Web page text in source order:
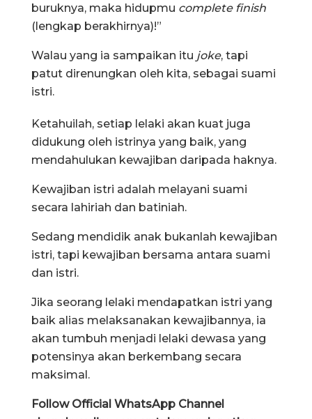
buruknya, maka hidupmu complete finish
(lengkap berakhirnya)!”
Walau yang ia sampaikan itu joke, tapi
patut direnungkan oleh kita, sebagai suami
istri.
Ketahuilah, setiap lelaki akan kuat juga
didukung oleh istrinya yang baik, yang
mendahulukan kewajiban daripada haknya.
Kewajiban istri adalah melayani suami
secara lahiriah dan batiniah.
Sedang mendidik anak bukanlah kewajiban
istri, tapi kewajiban bersama antara suami
dan istri.
Jika seorang lelaki mendapatkan istri yang
baik alias melaksanakan kewajibannya, ia
akan tumbuh menjadi lelaki dewasa yang
potensinya akan berkembang secara
maksimal.
Follow Official WhatsApp Channel